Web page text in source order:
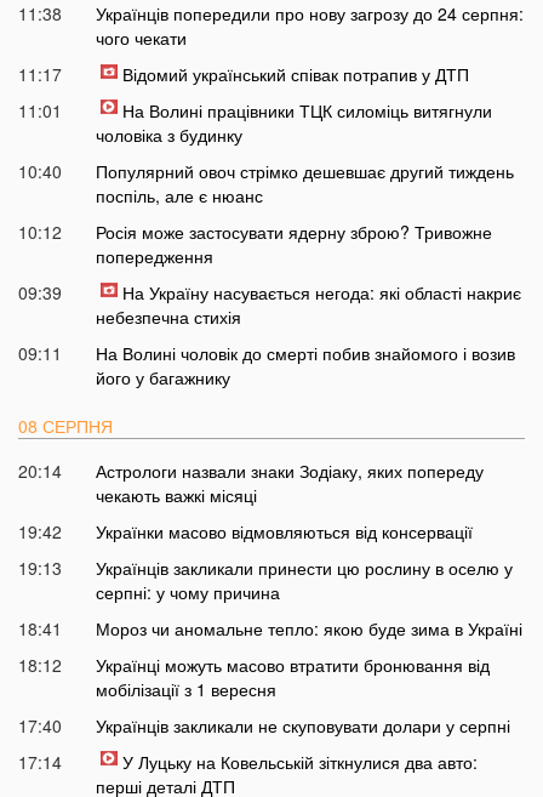
11:38
Українців попередили про нову загрозу до 24 серпня:
чого чекати
11:17
Відомий український співак потрапив у ДТП
11:01
На Волині працівники ТЦК силоміць витягнули
чоловіка з будинку
10:40
Популярний овоч стрімко дешевшає другий тиждень
поспіль, але є нюанс
10:12
Росія може застосувати ядерну зброю? Тривожне
попередження
09:39
На Україну насувається негода: які області накриє
небезпечна стихія
09:11
На Волині чоловік до смерті побив знайомого і возив
його у багажнику
08 СЕРПНЯ
20:14
Астрологи назвали знаки Зодіаку, яких попереду
чекають важкі місяці
19:42
Українки масово відмовляються від консервації
19:13
Українців закликали принести цю рослину в оселю у
серпні: у чому причина
18:41
Мороз чи аномальне тепло: якою буде зима в Україні
18:12
Українці можуть масово втратити бронювання від
мобілізації з 1 вересня
17:40
Українців закликали не скуповувати долари у серпні
17:14
У Луцьку на Ковельській зіткнулися два авто:
перші деталі ДТП